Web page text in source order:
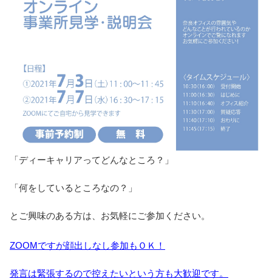
「ディーキャリアってどんなところ？」
「何をしているところなの？」
とご興味のある方は、お気軽にご参加ください。
ZOOMですが顔出しなし参加もＯＫ！
発言は緊張するので控えたいという方も大歓迎です。